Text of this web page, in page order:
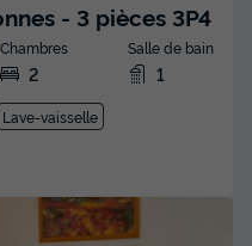
- 3 pièces 3P4
Chambres
2
Salle de bain
1
Lave-vaisselle